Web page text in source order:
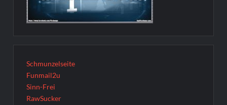
Schmunzelseite
Funmail2u
Sinn-Frei
RawSucker